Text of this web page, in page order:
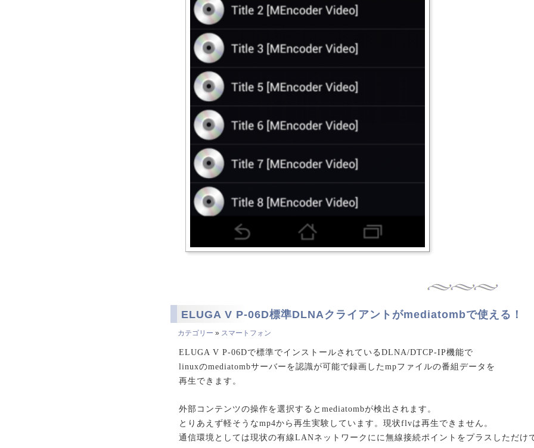
ELUGA V P-06D標準DLNAクライアントがmediatombで使える！
カテゴリー » スマートフォン
ELUGA V P-06Dで標準でインストールされているDLNA/DTCP-IP機能で
linuxのmediatombサーバーを認識が可能で録画したmpファイルの番組データを
再生できます。
外部コンテンツの操作を選択するとmediatombが検出されます。
とりあえず軽そうなmp4から再生実験しています。現状flvは再生できません。
通信環境としては現状の有線LANネットワークにに無線接続ポイントをプラスしただけ